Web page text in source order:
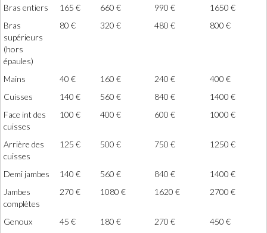
Bras entiers 165 € 660 € 990 €
1650 €
Bras
supérieurs
(hors
épaules)
80 € 320 € 480 € 800 €
Mains 40 € 160 € 240 €
400 €
Cuisses
140 € 560 € 840 €
1400 €
Face int des
cuisses
100 € 400 € 600 € 1000 €
Arrière des
cuisses
125 € 500 € 750 € 1250 €
Demi jambes 140 € 560 € 840 €
1400 €
Jambes
complètes
270 € 1080 € 1620 € 2700 €
Genoux 45 € 180 € 270 €
450 €